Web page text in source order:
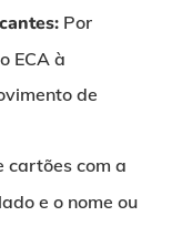
Por
ECA à
de
cartões com a
e o nome ou